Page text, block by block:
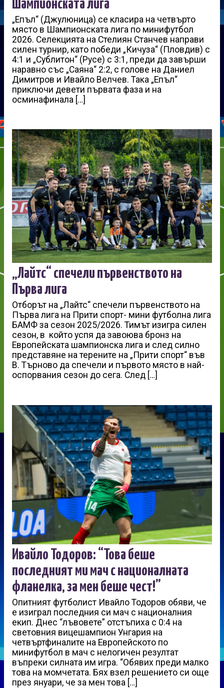
Шампионската лига
„Епъл“ (Джулюница) се класира на четвърто
място в Шампионската лига по минифутбол
2026. Селекцията на Стелиян Станчев направи
силен турнир, като победи „Кичуза“ (Пловдив) с
4:1 и „Сублитон“ (Русе) с 3:1, преди да завърши
наравно със „Саяна“ 2:2, с голове на Даниел
Димитров и Ивайло Велчев. Така „Епъл“
приключи девети първата фаза и на
осминафинала […]
„Лайтс“ спечели първенството на
Първа лига
Отборът на „Лайтс“ спечели първенството на
Първа лига на Прити спорт- мини футболна лига
БАМФ за сезон 2025/2026. Тимът изигра силен
сезон, в който успя да завоюва бронз на
Европейската шампионска лига и след силно
представяне на терените на „Прити спорт“ във
В. Търново да спечели и първото място в най-
оспорвания сезон до сега. След […]
Ивайло Тодоров: “Това беше
последният ми мач с националната
фланелка, за мен беше чест!”
Опитният футболист Ивайло Тодоров обяви, че
е изиграл последния си мач с националния
екип. Днес “лъвовете” отстъпиха с 0:4 на
световния вицешампион Унгария на
четвъртфиналите на Европейското по
минифутбол в мач с нелогичен резултат
въпреки силната им игра. “Обявих преди малко
това на момчетата. Бях взел решението си още
през януари, че за мен това […]